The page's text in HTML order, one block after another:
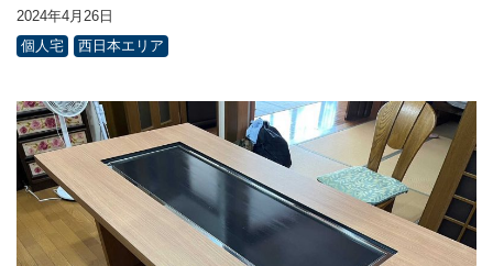
2024年4月26日
個人宅
西日本エリア